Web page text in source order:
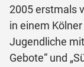
2005 erstmals
in einem
Jugendliche
Gebote“ und